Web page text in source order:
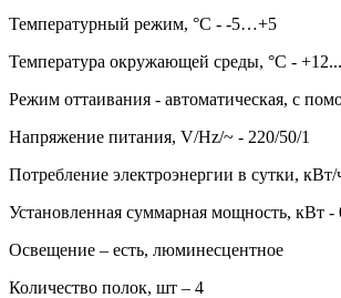
Температурный режим, °C - -5…+5
Температура окружающей среды, °С -
Режим оттаивания - автоматическая, с
Напряжение питания, V/Hz/~ - 220/50/1
Потребление электроэнергии в сутки, кВт/
Установленная суммарная мощность, кВт -
Освещение – есть, люминесцентное
Количество полок, шт – 4